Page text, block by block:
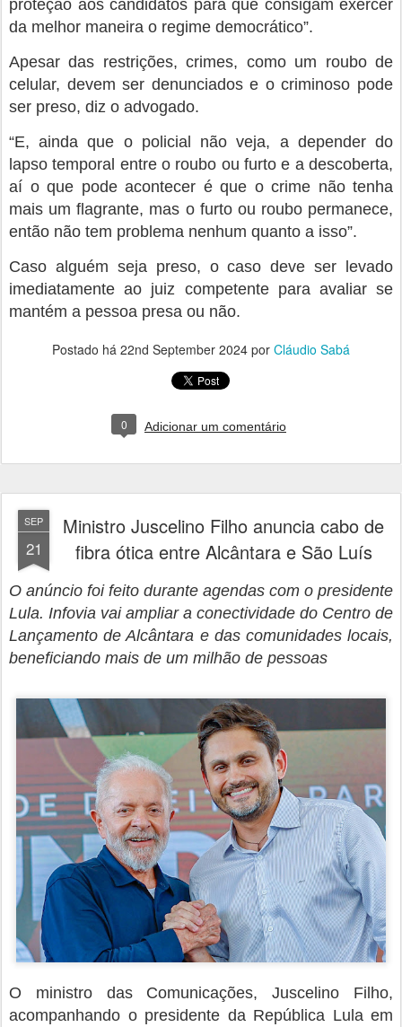
proteção aos candidatos para que consigam exercer
da melhor maneira o regime democrático”.
Apesar das restrições, crimes, como um roubo de
celular, devem ser denunciados e o criminoso pode
ser preso, diz o advogado.
“E, ainda que o policial não veja, a depender do
lapso temporal entre o roubo ou furto e a descoberta,
aí o que pode acontecer é que o crime não tenha
mais um flagrante, mas o furto ou roubo permanece,
então não tem problema nenhum quanto a isso”.
Caso alguém seja preso, o caso deve ser levado
imediatamente ao juiz competente para avaliar se
mantém a pessoa presa ou não.
Postado há 22nd September 2024 por Cláudio Sabá
0 Adicionar um comentário
SEP
21
Ministro Juscelino Filho anuncia cabo de
fibra ótica entre Alcântara e São Luís
O anúncio foi feito durante agendas com o presidente
Lula. Infovia vai ampliar a conectividade do Centro de
Lançamento de Alcântara e das comunidades locais,
beneficiando mais de um milhão de pessoas
O ministro das Comunicações, Juscelino Filho,
acompanhando o presidente da República Lula em